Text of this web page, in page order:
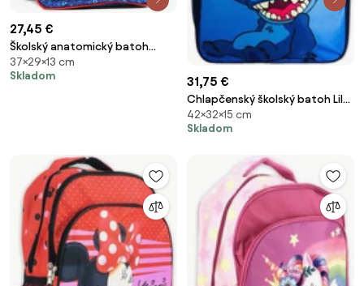
27,45 €
Školský anatomický batoh
Požiarnik Sam - Hasič Sam -
Fireman Sam - 14L
37×29×13 cm
Skladom
31,75 €
Chlapčenský školský batoh Lilo
&amp; Stitch - modrý s
motívom mimozemšťana
42×32×15 cm
Skladom